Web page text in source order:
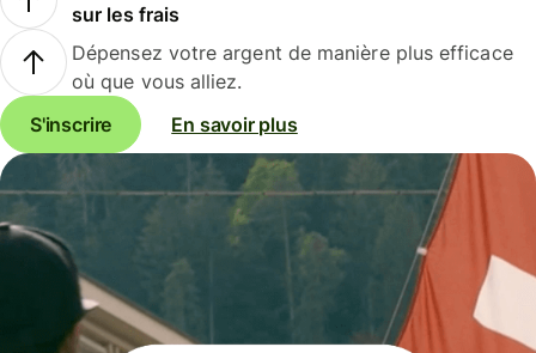
sur les frais
Dépensez votre argent de manière plus efficace
où que vous alliez.
S'inscrire
En savoir plus